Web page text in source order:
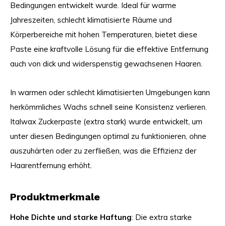
Bedingungen entwickelt wurde. Ideal für warme
Jahreszeiten, schlecht klimatisierte Räume und
Körperbereiche mit hohen Temperaturen, bietet diese
Paste eine kraftvolle Lösung für die effektive Entfernung
auch von dick und widerspenstig gewachsenen Haaren.
In warmen oder schlecht klimatisierten Umgebungen kann
herkömmliches Wachs schnell seine Konsistenz verlieren.
Italwax Zuckerpaste (extra stark) wurde entwickelt, um
unter diesen Bedingungen optimal zu funktionieren, ohne
auszuhärten oder zu zerfließen, was die Effizienz der
Haarentfernung erhöht.
Produktmerkmale
Hohe Dichte und starke Haftung: Die extra starke